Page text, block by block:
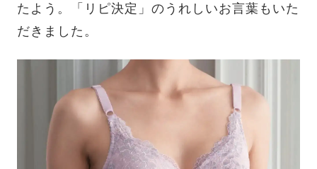
たよう。「リピ決定」のうれしいお言葉もいた
だきました。